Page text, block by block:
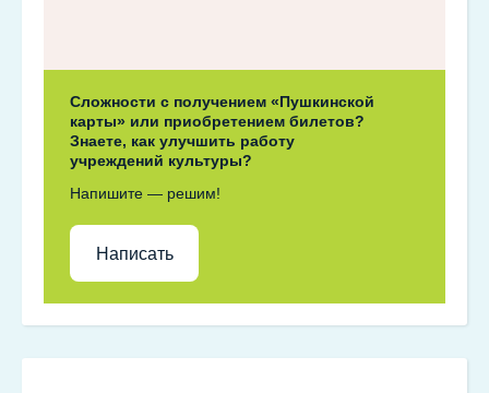
Сложности с получением «Пушкинской
карты» или приобретением билетов?
Знаете, как улучшить работу
учреждений культуры?
Напишите — решим!
Написать